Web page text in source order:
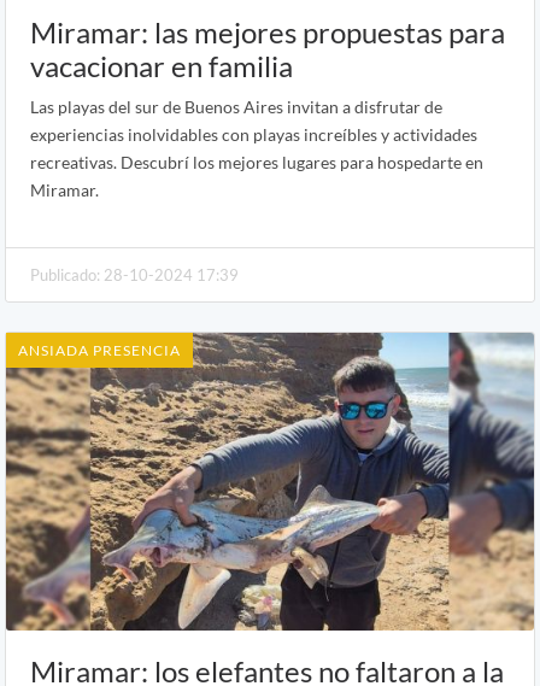
Miramar: las mejores propuestas para
vacacionar en familia
Las playas del sur de Buenos Aires invitan a disfrutar de
experiencias inolvidables con playas increíbles y actividades
recreativas. Descubrí los mejores lugares para hospedarte en
Miramar.
Publicado: 28-10-2024 17:39
ANSIADA PRESENCIA
Miramar: los elefantes no faltaron a la